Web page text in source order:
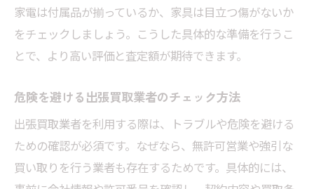
家電は付属品が揃っているか、家具は目立つ傷がないか
をチェックしましょう。こうした具体的な準備を行うこ
とで、より高い評価と査定額が期待できます。
危険を避ける出張買取業者のチェック方法
出張買取業者を利用する際は、トラブルや危険を避ける
ための確認が必須です。なぜなら、無許可営業や強引な
買い取りを行う業者も存在するためです。具体的には、